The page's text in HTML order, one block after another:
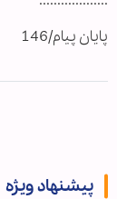
پایان پیام/146
پیشنهاد ویژه